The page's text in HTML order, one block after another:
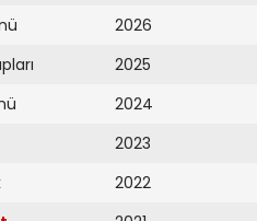
2026
2025
2024
2023
2022